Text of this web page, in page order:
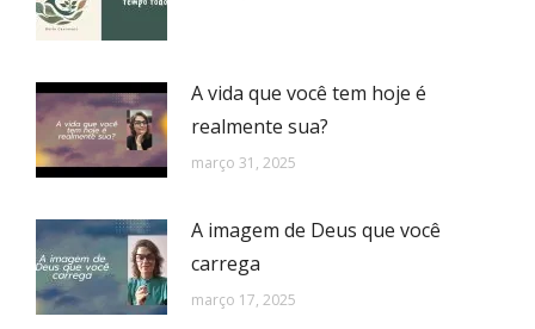
A vida que você tem hoje é
realmente sua?
março 31, 2025
A imagem de Deus que você
carrega
março 17, 2025